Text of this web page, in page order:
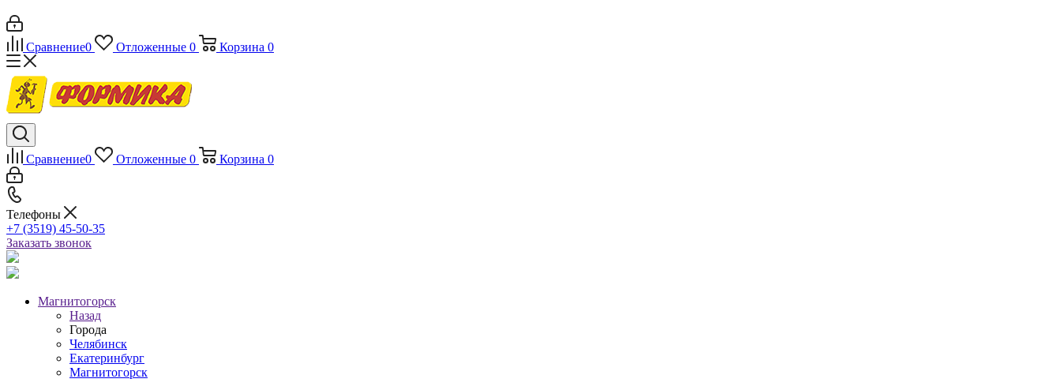
Сравнение0 Отложенные 0 Корзина 0
Сравнение0 Отложенные 0 Корзина 0
Телефоны
+7 (3519) 45-50-35
Заказать звонок
Магнитогорск
Назад
Города
Челябинск
Екатеринбург
Магнитогорск